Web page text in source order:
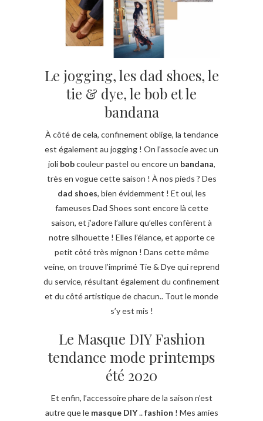
Le jogging, les dad shoes, le
tie & dye, le bob et le
bandana
À côté de cela, confinement oblige, la tendance
est également au jogging ! On l’associe avec un
joli bobcouleur pastel ou encore un bandana,
très en vogue cette saison ! À nos pieds ? Des
dad shoes, bien évidemment ! Et oui, les
fameuses Dad Shoes sont encore là cette
saison, et j’adore l’allure qu’elles confèrent à
notre silhouette ! Elles l’élance, et apporte ce
petit côté très mignon ! Dans cette même
veine, on trouve l’imprimé Tie & Dye qui reprend
du service, résultant également du confinement
et du côté artistique de chacun.. Tout le monde
s’y est mis !
Le Masque DIY Fashion
tendance mode printemps
été 2020
Et enfin, l’accessoire phare de la saison n’est
autre que le masque DIY..fashion ! Mes amies